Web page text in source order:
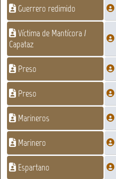
Guerrero redimido
Víctima de Mantícora /
Capataz
Preso
Preso
Marineros
Marinero
Espartano